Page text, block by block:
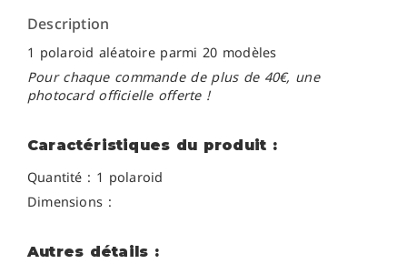
Description
1 polaroid aléatoire parmi 20 modèles
Pour chaque commande de plus de 40€, une
photocard officielle offerte !
Caractéristiques du produit :
Quantité : 1 polaroid
Dimensions :
Autres détails :